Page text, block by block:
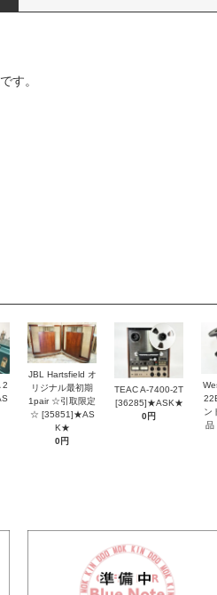
す。
2
JBL Hartsfield オ
リジナル最初期
1pair ☆引取限定
☆ [35851]★AS
K★
0円
TEAC A-7400-2T
[36285]★ASK★
0円
ン
品